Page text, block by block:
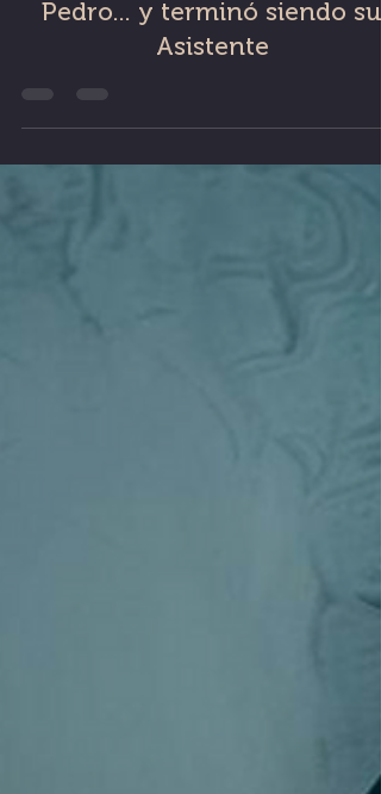
🤖 La IA quería el Puesto de
Pedro... y terminó siendo su